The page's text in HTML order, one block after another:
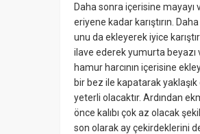
Daha sonra içerisine mayayı
eriyene kadar karıştırın.
unu da ekleyerek iyice
ilave ederek yumurta
hamur harcının içerisine
bir bez ile kapatarak
yeterli olacaktır. Ardından
önce kalıbı çok az olacak
son olarak ay çekirdeklerini